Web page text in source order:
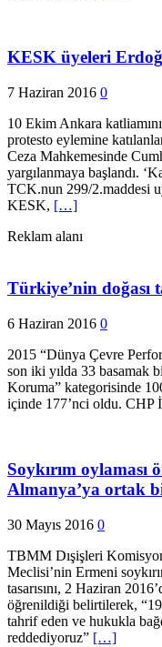
KESK üyeleri
7 Haziran 2016 0
10 Ekim Ankara
protesto eylemine
Ceza Mahkemesinde
yargılanmaya başlandı.
TCK.nun 299/2.maddesi
KESK, […]
Reklam alanı
Türkiye’nin doğası
6 Haziran 2016 0
2015 “Dünya Çevre
son iki yılda 33 basamak
Koruma” kategorisinde
içinde 177’nci oldu. CHP
Soykırım oylaması
Almanya’ya ortak
30 Mayıs 2016 0
TBMM Dışişleri
Meclisi’nin Ermeni
tasarısını, 2 Haziran
öğrenildiği belirtilerek,
tahrif eden ve hukukla
reddediyoruz” […]